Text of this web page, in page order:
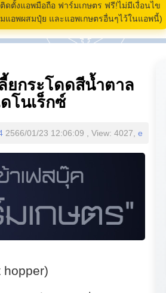
ติดตั้งแอพมือถือ ฟาร์มเกษตร ฟรี!ไม่มีเงื่อนไข
แอพผสมปุ๋ย และแอพเกษตรอื่นๆไว้ในแอพนี้)
ยกระโดดสีน้ำตาล
โนเร็กซ์
2566/01/23 12:06:09 , View: 4027, e